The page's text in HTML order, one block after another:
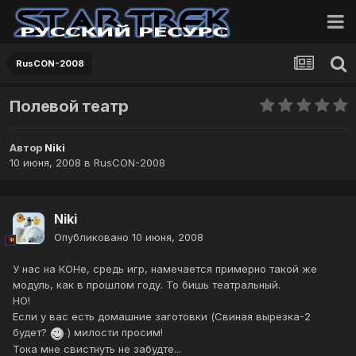
RusCON-2008
Полевой театр
Автор Niki
10 июня, 2008 в RusCON-2008
Niki
Опубликовано 10 июня, 2008
У нас на КОНе, средь игр, намечается примерно такой же
модуль, как в прошлом году. То бишь театральный.
НО!
Если у вас есть домашние заготовки (Свиная вырезка-2
будет?
) милости просим!
Тока мне свистнуть не забудте...